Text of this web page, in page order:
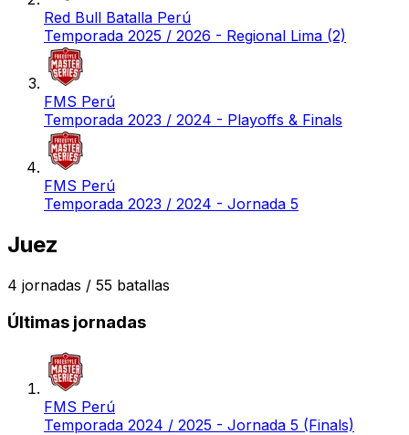
Red Bull Batalla Perú
Temporada 2025 / 2026 - Regional Lima (2)
FMS Perú
Temporada 2023 / 2024 - Playoffs & Finals
FMS Perú
Temporada 2023 / 2024 - Jornada 5
Juez
4 jornadas / 55 batallas
Últimas jornadas
FMS Perú
Temporada 2024 / 2025 - Jornada 5 (Finals)